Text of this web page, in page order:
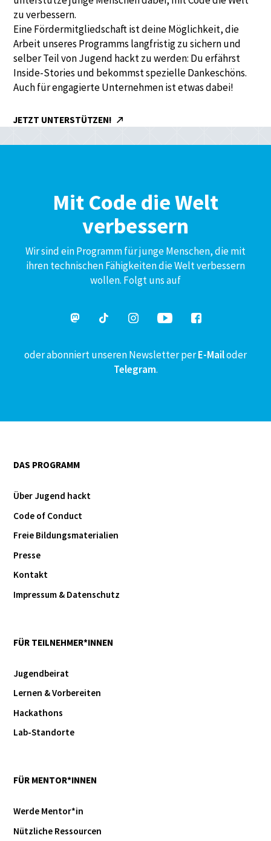
zu verbessern.
Eine Fördermitgliedschaft ist deine Möglichkeit, die
Arbeit unseres Programms langfristig zu sichern und
selber Teil von Jugend hackt zu werden: Du erfährst
Inside-Stories und bekommst spezielle Dankeschöns.
Auch für engagierte Unternehmen ist etwas dabei!
JETZT UNTERSTÜTZEN!
Mit Code die Welt
verbessern
Wir sind ein Programm für junge Menschen, die mit
ihren technischen Fähigkeiten die Welt verbessern
wollen. Folgt uns auf
oder abonniert unseren Newsletter perE-Mailoder
Telegram.
DAS PROGRAMM
Über Jugend hackt
Code of Conduct
Freie Bildungsmaterialien
Presse
Kontakt
Impressum & Datenschutz
FÜR TEILNEHMER*INNEN
Jugendbeirat
Lernen & Vorbereiten
Hackathons
Lab-Standorte
FÜR MENTOR*INNEN
Werde Mentor*in
Nützliche Ressourcen